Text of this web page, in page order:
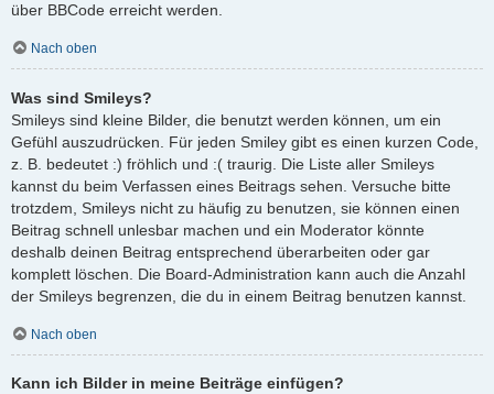
über BBCode erreicht werden.
Nach oben
Was sind Smileys?
Smileys sind kleine Bilder, die benutzt werden können, um ein
Gefühl auszudrücken. Für jeden Smiley gibt es einen kurzen Code,
z. B. bedeutet :) fröhlich und :( traurig. Die Liste aller Smileys
kannst du beim Verfassen eines Beitrags sehen. Versuche bitte
trotzdem, Smileys nicht zu häufig zu benutzen, sie können einen
Beitrag schnell unlesbar machen und ein Moderator könnte
deshalb deinen Beitrag entsprechend überarbeiten oder gar
komplett löschen. Die Board-Administration kann auch die Anzahl
der Smileys begrenzen, die du in einem Beitrag benutzen kannst.
Nach oben
Kann ich Bilder in meine Beiträge einfügen?